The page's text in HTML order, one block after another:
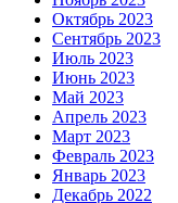
Октябрь 2023
Сентябрь 2023
Июль 2023
Июнь 2023
Май 2023
Апрель 2023
Март 2023
Февраль 2023
Январь 2023
Декабрь 2022